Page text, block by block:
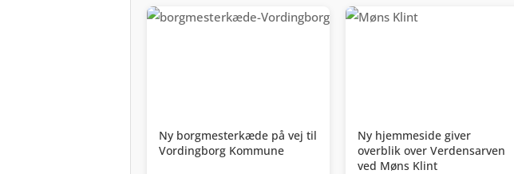
Ny borgmesterkæde på vej til
Vordingborg Kommune
Ny hjemmeside giver
overblik over Verdensarven
ved Møns Klint